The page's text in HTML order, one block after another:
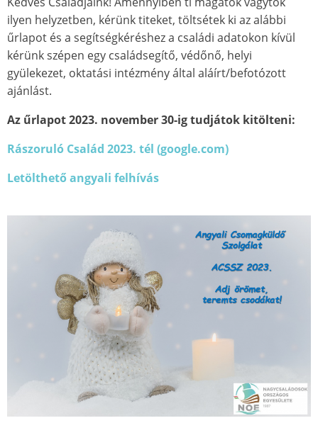
ilyen helyzetben, kérünk titeket, töltsétek ki az alábbi
űrlapot és a segítségkéréshez a családi adatokon kívül
kérünk szépen egy családsegítő, védőnő, helyi
gyülekezet, oktatási intézmény által aláírt/befotózott
ajánlást.
Az űrlapot 2023. november 30-ig tudjátok kitölteni:
Rászoruló Család 2023. tél (google.com)
Letölthető angyali felhívás